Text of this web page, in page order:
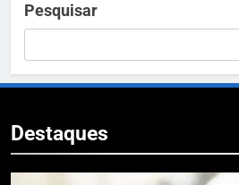
Pesquisar
Destaques